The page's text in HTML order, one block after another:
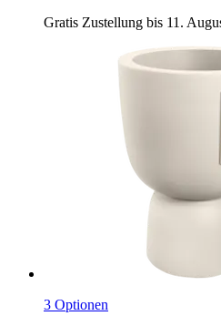
Gratis Zustellung bis 11.
3 Optionen